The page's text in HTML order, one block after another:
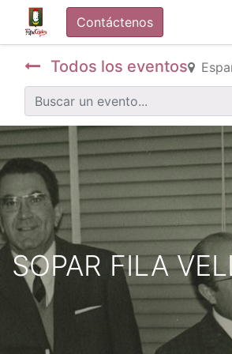
Contáctenos
Todos los eventos
SOPAR FILA